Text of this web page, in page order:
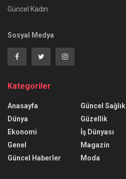
Güncel Kadın
Sosyal Medya
Kategoriler
Anasayfa
Dünya
Ekonomi
Genel
Güncel Haberler
Güncel Sağlık
Güzellik
İş Dünyası
Magazin
Moda